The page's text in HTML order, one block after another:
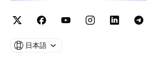
日本語